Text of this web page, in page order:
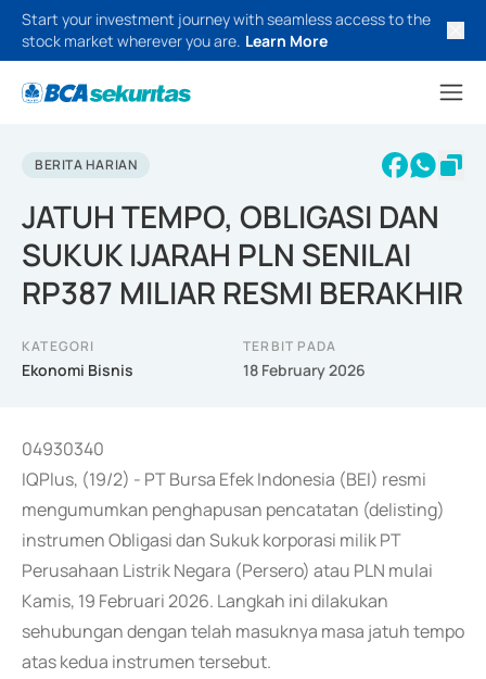
Start your investment journey with seamless access to the
stock market wherever you are. Learn More
BERITA HARIAN
JATUH TEMPO, OBLIGASI DAN
SUKUK IJARAH PLN SENILAI
RP387 MILIAR RESMI BERAKHIR
KATEGORI
Ekonomi Bisnis
TERBIT PADA
18 February 2026
04930340
IQPlus, (19/2) - PT Bursa Efek Indonesia (BEI) resmi
mengumumkan penghapusan pencatatan (delisting)
instrumen Obligasi dan Sukuk korporasi milik PT
Perusahaan Listrik Negara (Persero) atau PLN mulai
Kamis, 19 Februari 2026. Langkah ini dilakukan
sehubungan dengan telah masuknya masa jatuh tempo
atas kedua instrumen tersebut.